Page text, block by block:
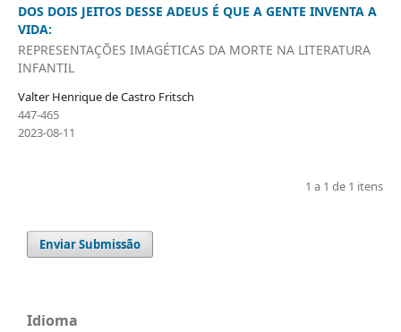
DOS DOIS JEITOS DESSE ADEUS É QUE A GENTE INVENTA A
VIDA:
REPRESENTAÇÕES IMAGÉTICAS DA MORTE NA LITERATURA
INFANTIL
Valter Henrique de Castro Fritsch
447-465
2023-08-11
1 a 1 de 1 itens
Enviar Submissão
Idioma